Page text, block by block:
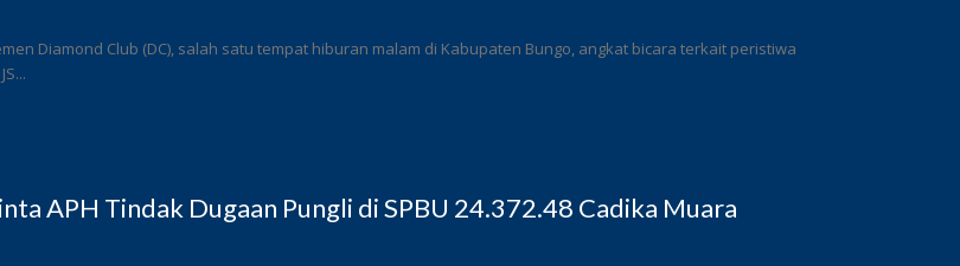
Diamond Club (DC), salah satu tempat hiburan malam di Kabupaten Bungo, angkat bicara terkait peristiwa
APH Tindak Dugaan Pungli di SPBU 24.372.48 Cadika Muara